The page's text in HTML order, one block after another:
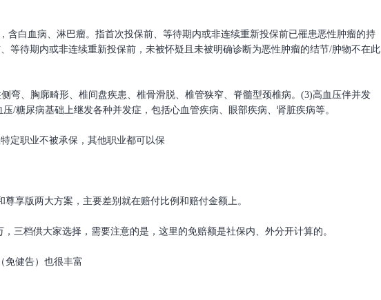
含白血病、淋巴瘤。指首次投保前、等待期内或非连续重新投保前已罹患恶性肿瘤的持
等待期内或非连续重新投保前，未被怀疑且未被明确诊断为恶性肿瘤的结节/肿物不在此
弯、胸廓畸形、椎间盘疾患、椎骨滑脱、椎管狭窄、脊髓型颈椎病。(3)高血压伴并发
/糖尿病基础上继发各种并发症，包括心血管疾病、眼部疾病、肾脏疾病等。
定职业不被承保，其他职业都可以保
享版两大方案，主要差别就在赔付比例和赔付金额上。
三档供大家选择，需要注意的是，这里的免赔额是社保内、外分开计算的。
免健告）也很丰富